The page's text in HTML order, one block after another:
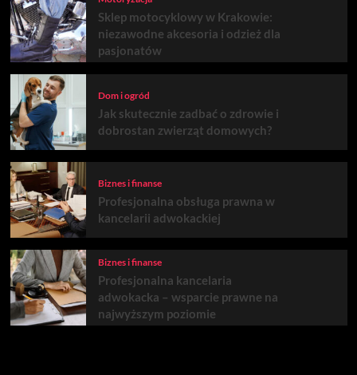
Sklep motocyklowy w Krakowie:
niezawodne akcesoria i odzież dla
pasjonatów
Dom i ogród
Jak skutecznie zadbać o zdrowie i
dobrostan zwierząt domowych?
Biznes i finanse
Profesjonalna obsługa prawna w
kancelarii adwokackiej
Biznes i finanse
Profesjonalna kancelaria
adwokacka – wsparcie prawne na
najwyższym poziomie